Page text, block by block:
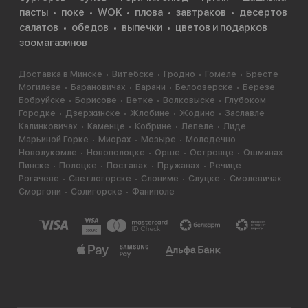
соевым соусом для обмакивания и имбирём.
пасты
поке WOK плова завтраков
десертов
салатов
обедов выпечки
цветов и подарков
зоомагазинов
Доставка в Минске Витебске Гродно Гомеле
Бресте
Могилёве
Барановичах Барани Белоозерске
Березе
Бобруйске
Борисове Ветке Волковыске
Глубоком
Городке
Дзержинске Жлобине Жодино
Заславле
Калинковичах
Каменце Кобрине Лепеле
Лиде
Марьиной Горке
Миорах Мозыре
Молодечно
Новолукомле
Новополоцке Орше Островце
Ошмянах
Пинске
Полоцке Поставах Пружанах
Речице
Рогачеве
Светлогорске Слониме Слуцке
Смолевичах
Сморгони
Солигорске Фаниполе